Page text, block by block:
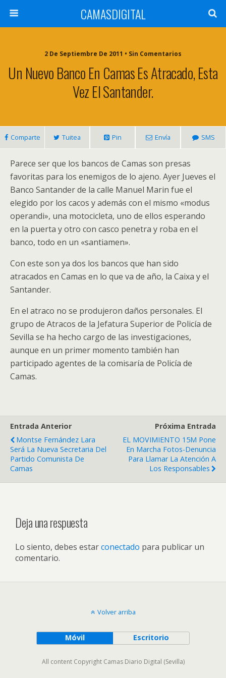
CAMASDIGITAL
2 De Septiembre De 2011 • Sin Comentarios
Un Nuevo Banco En Camas Es Atracado, Esta
Vez El Santander.
Comparte Tuitea Pin Envía SMS
Parece ser que los bancos de Camas son presas
favoritas para los enemigos de lo ajeno. Ayer Jueves el
Banco Santander de la calle Manuel Marin fue el
elegido por los cacos y además con el mismo «modus
operandi», una motocicleta, uno de ellos esperando
en la puerta y otro con casco penetra y roba en el
banco, todo en un «santiamen».
Con este son ya dos los bancos que han sido
atracados en Camas en lo que va de año, la Caixa y el
Santander.
En el atraco no se produjeron daños personales. El
grupo de Atracos de la Jefatura Superior de Policía de
Sevilla se ha hecho cargo de las investigaciones,
aunque en un primer momento también han
participado agentes de la comisaría de Policía de
Camas.
Entrada Anterior
Montse Fernández Lara
Será La Nueva Secretaria Del
Partido Comunista De
Camas
Próxima Entrada
EL MOVIMIENTO 15M Pone
En Marcha Fotos-Denuncia
Para Llamar La Atención A
Los Responsables
Deja una respuesta
Lo siento, debes estarconectado para publicar un
comentario.
Volver arriba
Móvil Escritorio
All content Copyright Camas Diario Digital (Sevilla)